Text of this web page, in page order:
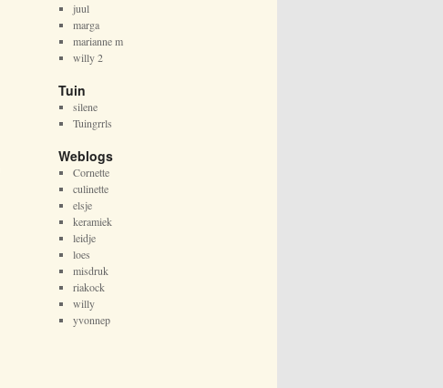
juul
marga
marianne m
willy 2
Tuin
silene
Tuingrrls
Weblogs
Cornette
culinette
elsje
keramiek
leidje
loes
misdruk
riakock
willy
yvonnep